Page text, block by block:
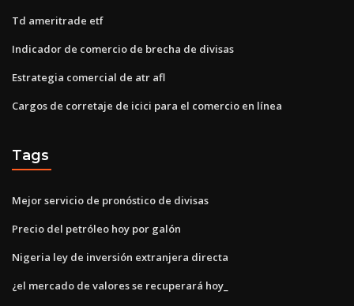
Td ameritrade etf
Indicador de comercio de brecha de divisas
Estrategia comercial de atr afl
Cargos de corretaje de icici para el comercio en línea
Tags
Mejor servicio de pronóstico de divisas
Precio del petróleo hoy por galón
Nigeria ley de inversión extranjera directa
¿el mercado de valores se recuperará hoy_